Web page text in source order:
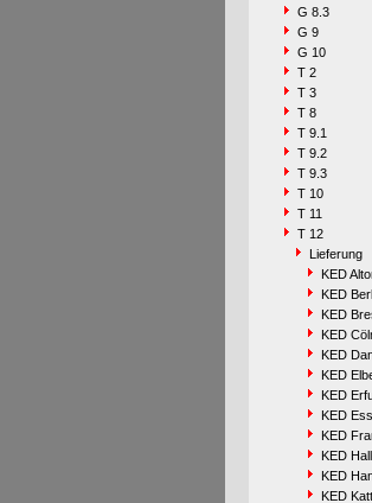
G 8.3
G 9
G 10
T 2
T 3
T 8
T 9.1
T 9.2
T 9.3
T 10
T 11
T 12
Lieferung
KED
KED
KED
KED
KED
KED
KED
KED
KED
KED
KED
KED